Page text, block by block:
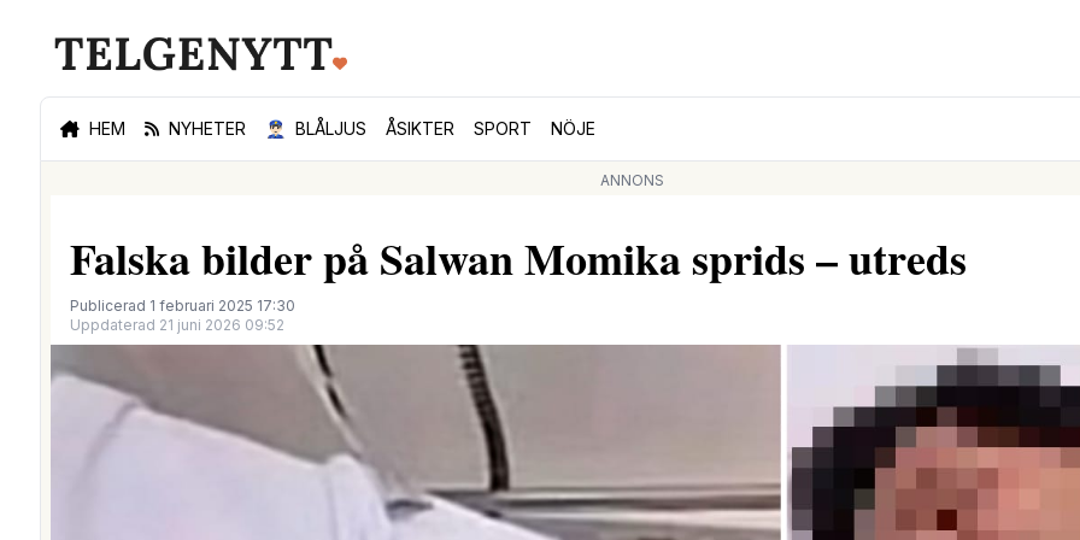
HEM NYHETER 👮🏻‍♂️ BLÅLJUS ÅSIKTER SPORT NÖJE
ANNONS
Falska bilder på Salwan Momika sprids – utreds
Publicerad 1 februari 2025 17:30
Uppdaterad 21 juni 2026 09:52